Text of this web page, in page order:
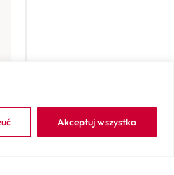
Akceptuj wszystko